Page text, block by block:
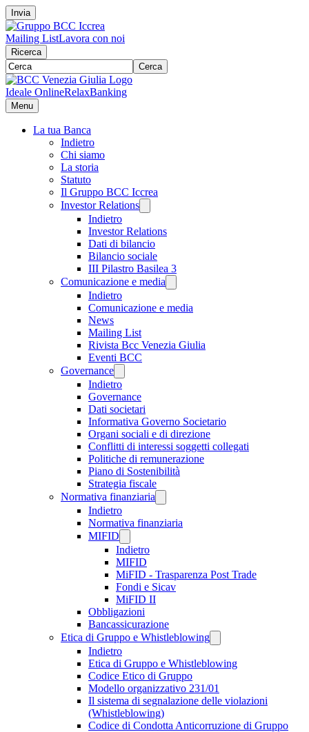
Invia
Mailing ListLavora con noi
Ricerca
Cerca
Ideale OnlineRelaxBanking
Menu
La tua Banca
Indietro
Chi siamo
La storia
Statuto
Il Gruppo BCC Iccrea
Investor Relations
Indietro
Investor Relations
Dati di bilancio
Bilancio sociale
III Pilastro Basilea 3
Comunicazione e media
Indietro
Comunicazione e media
News
Mailing List
Rivista Bcc Venezia Giulia
Eventi BCC
Governance
Indietro
Governance
Dati societari
Informativa Governo Societario
Organi sociali e di direzione
Conflitti di interessi soggetti collegati
Politiche di remunerazione
Piano di Sostenibilità
Strategia fiscale
Normativa finanziaria
Indietro
Normativa finanziaria
MIFID
Indietro
MIFID
MiFID - Trasparenza Post Trade
Fondi e Sicav
MiFID II
Obbligazioni
Bancassicurazione
Etica di Gruppo e Whistleblowing
Indietro
Etica di Gruppo e Whistleblowing
Codice Etico di Gruppo
Modello organizzativo 231/01
Il sistema di segnalazione delle violazioni
(Whistleblowing)
Codice di Condotta Anticorruzione di Gruppo